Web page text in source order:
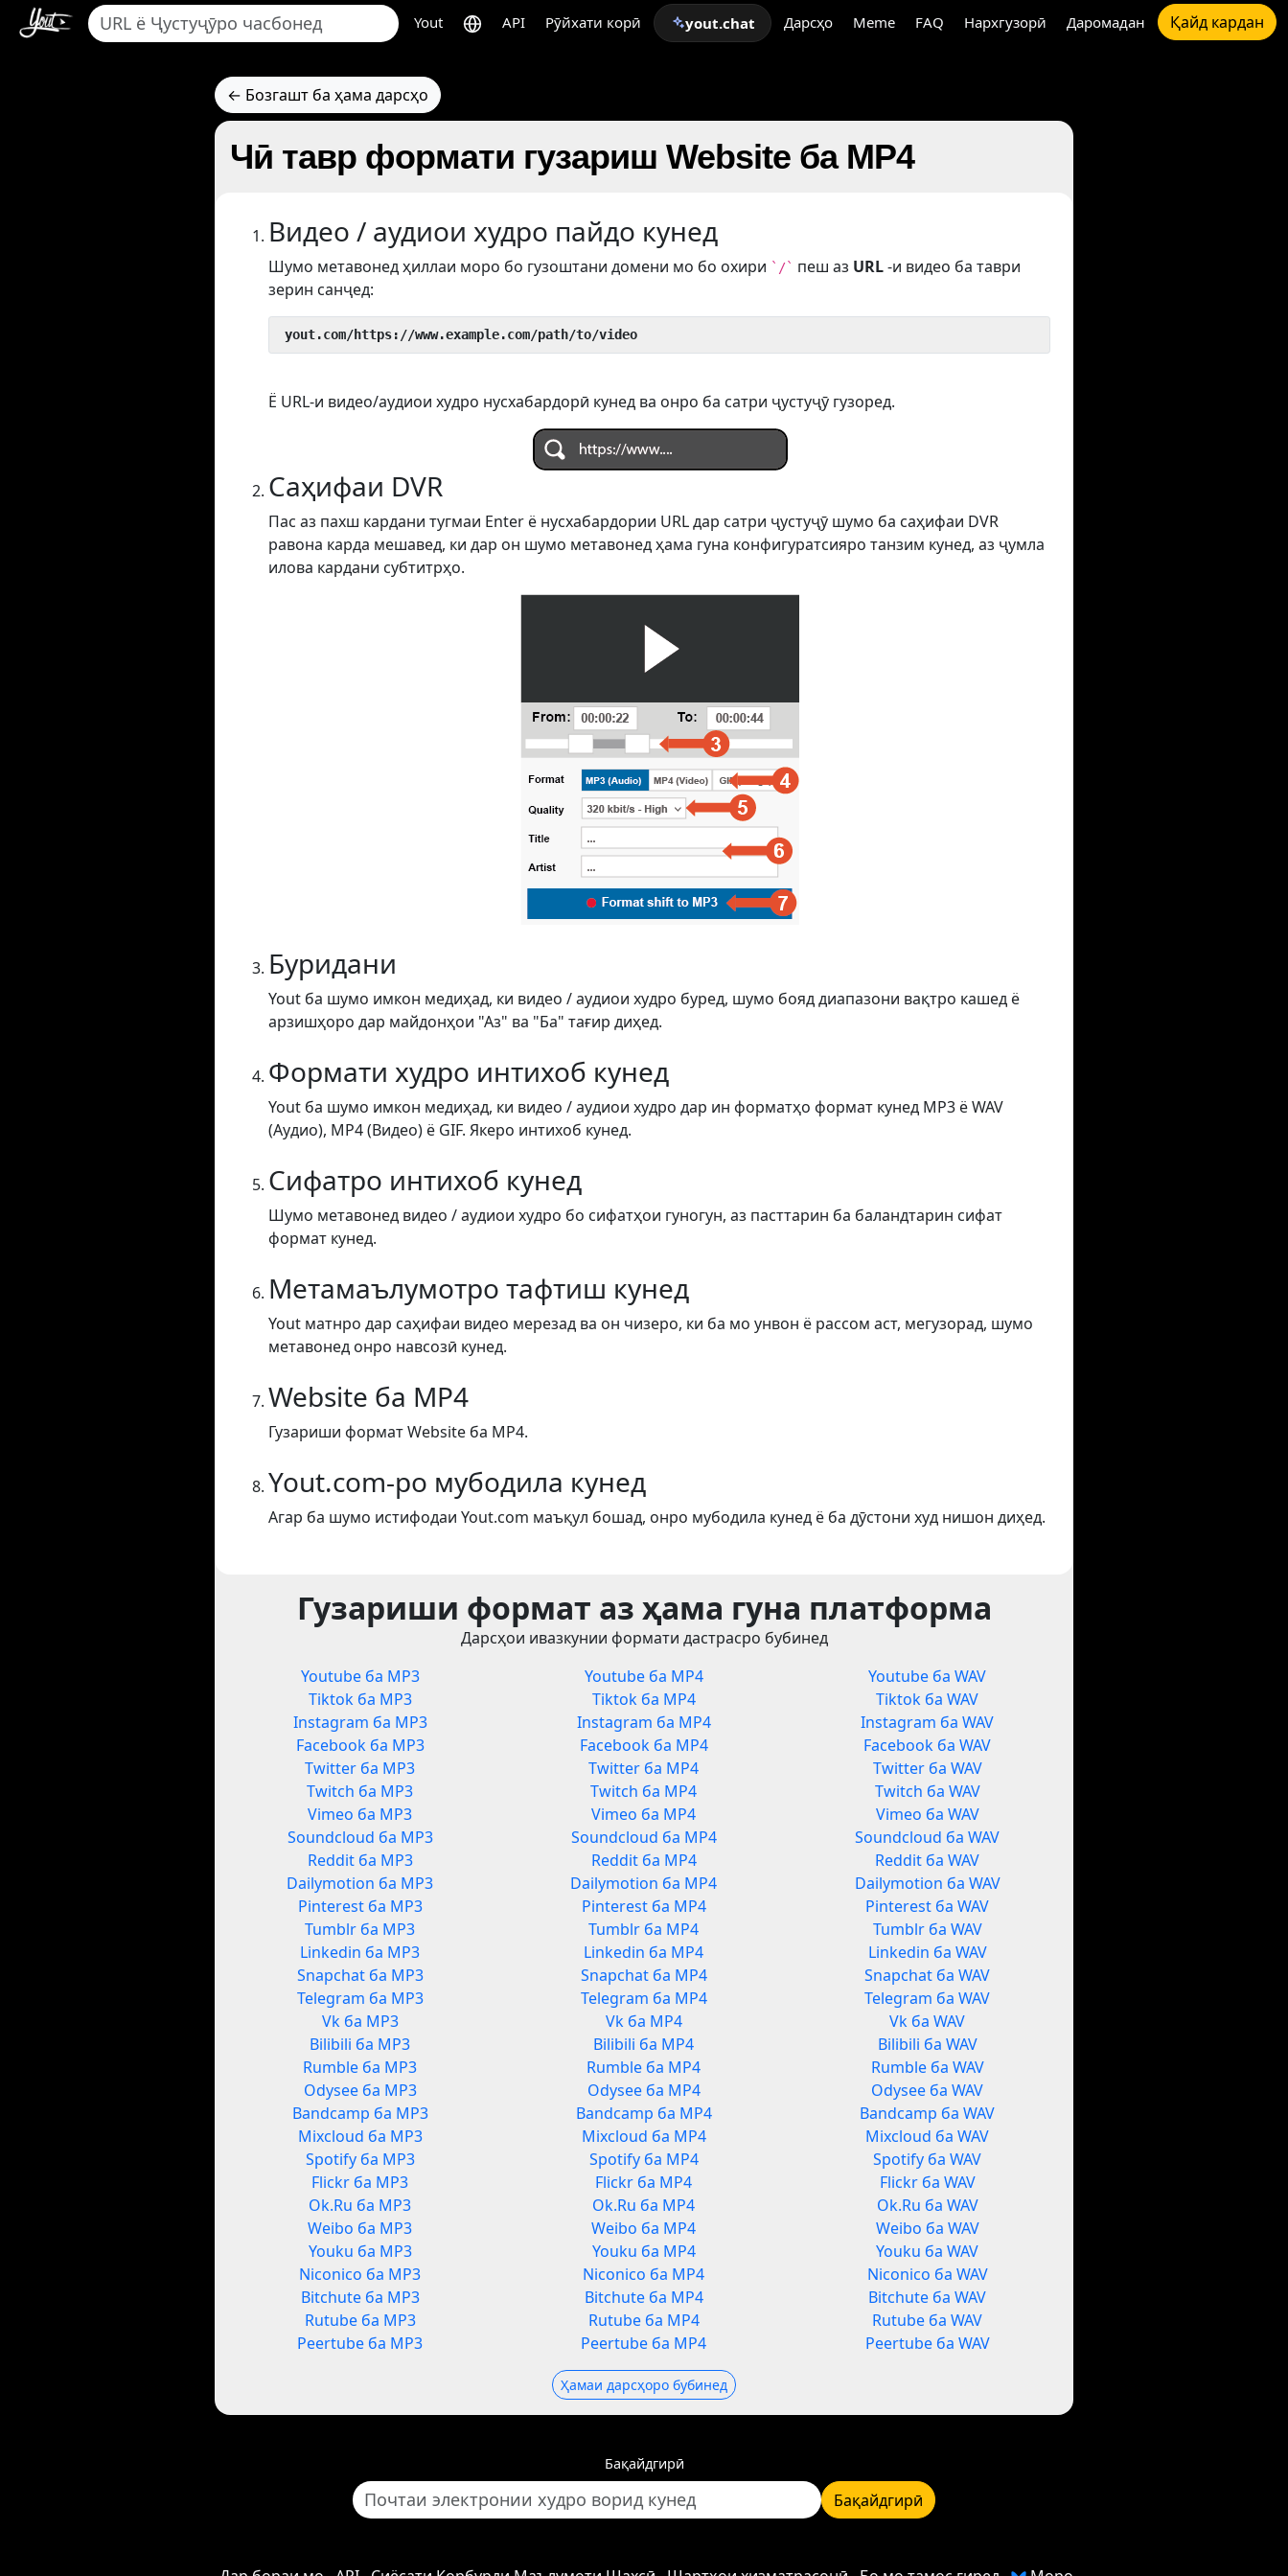
Yout API Рӯйхати корӣ yout.chat Дарсҳо Meme FAQ Нархгузорӣ Даромадан Қайд кардан
← Бозгашт ба ҳама дарсҳо
Чӣ тавр формати гузариш Website ба MP4
Видео / аудиои худро пайдо кунед
Шумо метавонед ҳиллаи моро бо гузоштани домени мо бо охири `/` пеш аз URL-и видео ба таври
зерин санҷед:
yout.com/https://www.example.com/path/to/video
Ё URL-и видео/аудиои худро нусхабардорӣ кунед ва онро ба сатри ҷустуҷӯ гузоред.
Саҳифаи DVR
Пас аз пахш кардани тугмаи Enter ё нусхабардории URL дар сатри ҷустуҷӯ шумо ба саҳифаи DVR
равона карда мешавед, ки дар он шумо метавонед ҳама гуна конфигуратсияро танзим кунед, аз ҷумла
илова кардани субтитрҳо.
Буридани
Yout ба шумо имкон медиҳад, ки видео / аудиои худро буред, шумо бояд диапазони вақтро кашед ё
арзишҳоро дар майдонҳои "Аз" ва "Ба" тағир диҳед.
Формати худро интихоб кунед
Yout ба шумо имкон медиҳад, ки видео / аудиои худро дар ин форматҳо формат кунед MP3 ё WAV
(Аудио), MP4 (Видео) ё GIF. Якеро интихоб кунед.
Сифатро интихоб кунед
Шумо метавонед видео / аудиои худро бо сифатҳои гуногун, аз пасттарин ба баландтарин сифат
формат кунед.
Метамаълумотро тафтиш кунед
Yout матнро дар саҳифаи видео мерезад ва он чизеро, ки ба мо унвон ё рассом аст, мегузорад, шумо
метавонед онро навсозӣ кунед.
Website ба MP4
Гузариши формат Website ба MP4.
Yout.com-ро мубодила кунед
Агар ба шумо истифодаи Yout.com маъқул бошад, онро мубодила кунед ё ба дӯстони худ нишон диҳед.
Гузариши формат аз ҳама гуна платформа
Дарсҳои ивазкунии формати дастрасро бубинед
Youtube ба MP3
Tiktok ба MP3
Instagram ба MP3
Facebook ба MP3
Twitter ба MP3
Twitch ба MP3
Vimeo ба MP3
Soundcloud ба MP3
Reddit ба MP3
Dailymotion ба MP3
Pinterest ба MP3
Tumblr ба MP3
Linkedin ба MP3
Snapchat ба MP3
Telegram ба MP3
Vk ба MP3
Bilibili ба MP3
Rumble ба MP3
Odysee ба MP3
Bandcamp ба MP3
Mixcloud ба MP3
Spotify ба MP3
Flickr ба MP3
Ok.Ru ба MP3
Weibo ба MP3
Youku ба MP3
Niconico ба MP3
Bitchute ба MP3
Rutube ба MP3
Peertube ба MP3
Youtube ба MP4
Tiktok ба MP4
Instagram ба MP4
Facebook ба MP4
Twitter ба MP4
Twitch ба MP4
Vimeo ба MP4
Soundcloud ба MP4
Reddit ба MP4
Dailymotion ба MP4
Pinterest ба MP4
Tumblr ба MP4
Linkedin ба MP4
Snapchat ба MP4
Telegram ба MP4
Vk ба MP4
Bilibili ба MP4
Rumble ба MP4
Odysee ба MP4
Bandcamp ба MP4
Mixcloud ба MP4
Spotify ба MP4
Flickr ба MP4
Ok.Ru ба MP4
Weibo ба MP4
Youku ба MP4
Niconico ба MP4
Bitchute ба MP4
Rutube ба MP4
Peertube ба MP4
Youtube ба WAV
Tiktok ба WAV
Instagram ба WAV
Facebook ба WAV
Twitter ба WAV
Twitch ба WAV
Vimeo ба WAV
Soundcloud ба WAV
Reddit ба WAV
Dailymotion ба WAV
Pinterest ба WAV
Tumblr ба WAV
Linkedin ба WAV
Snapchat ба WAV
Telegram ба WAV
Vk ба WAV
Bilibili ба WAV
Rumble ба WAV
Odysee ба WAV
Bandcamp ба WAV
Mixcloud ба WAV
Spotify ба WAV
Flickr ба WAV
Ok.Ru ба WAV
Weibo ба WAV
Youku ба WAV
Niconico ба WAV
Bitchute ба WAV
Rutube ба WAV
Peertube ба WAV
Ҳамаи дарсҳоро бубинед
Бақайдгирӣ
Бақайдгирӣ